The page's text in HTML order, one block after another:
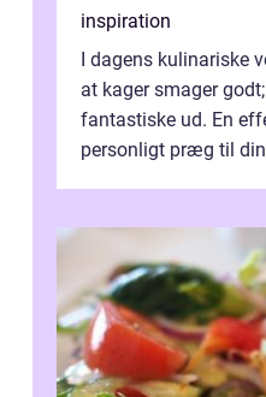
inspiration
I dagens kulinariske
at kager smager
fantastiske ud. En
personligt præg til